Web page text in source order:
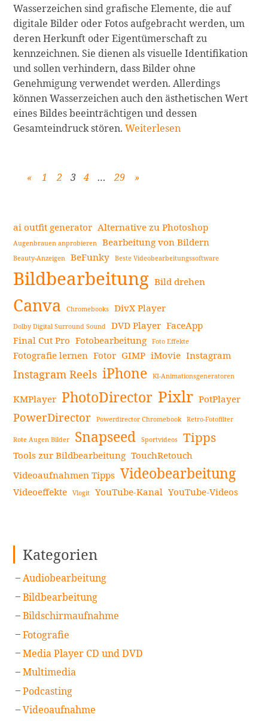
dich
auf
deinen
Bildern
weiterlesen
Wasserzeichen sind grafische Elemente, die auf
digitale Bilder oder Fotos aufgebracht werden, um
deren Herkunft oder Eigentümerschaft zu
kennzeichnen. Sie dienen als visuelle Identifikation
und sollen verhindern, dass Bilder ohne
Genehmigung verwendet werden. Allerdings
können Wasserzeichen auch den ästhetischen Wert
eines Bildes beeinträchtigen und dessen
Gesamteindruck stören.Die
Wasserzeichenentferner
–
Die
beste
Wasserzeichenentferner-
App
für
Android
weiterlesen
Weiterlesen
der
Beiträge
Zurück
« 1 2 3 4 … 29 Weiter
»
Seitenleiste
ai outfit generator Alternative zu Photoshop
Augenbrauen anprobieren Bearbeitung von Bildern
Beauty-Anzeigen BeFunky Beste Videobearbeitungssoftware
Bildbearbeitung Bild drehen
Canva Chromebooks DivX Player
Dolby Digital Surround Sound DVD Player FaceApp
Final Cut Pro Fotobearbeitung Foto Effekte
Fotografie lernen Fotor GIMP iMovie Instagram
Instagram Reels iPhone KI-Animationsgeneratoren
KMPlayer PhotoDirector Pixlr PotPlayer
PowerDirector Powerdirector Chromebook Retro-Fotofilter
Rote Augen Bilder Snapseed Sportvideos Tipps
Tools zur Bildbearbeitung TouchRetouch
Videoaufnahmen Tipps Videobearbeitung
Videoeffekte Vlogit YouTube-Kanal YouTube-Videos
Kategorien
Audiobearbeitung
Bildbearbeitung
Bildschirmaufnahme
Fotografie
Media Player CD und DVD
Multimedia
Podcasting
Videoaufnahme